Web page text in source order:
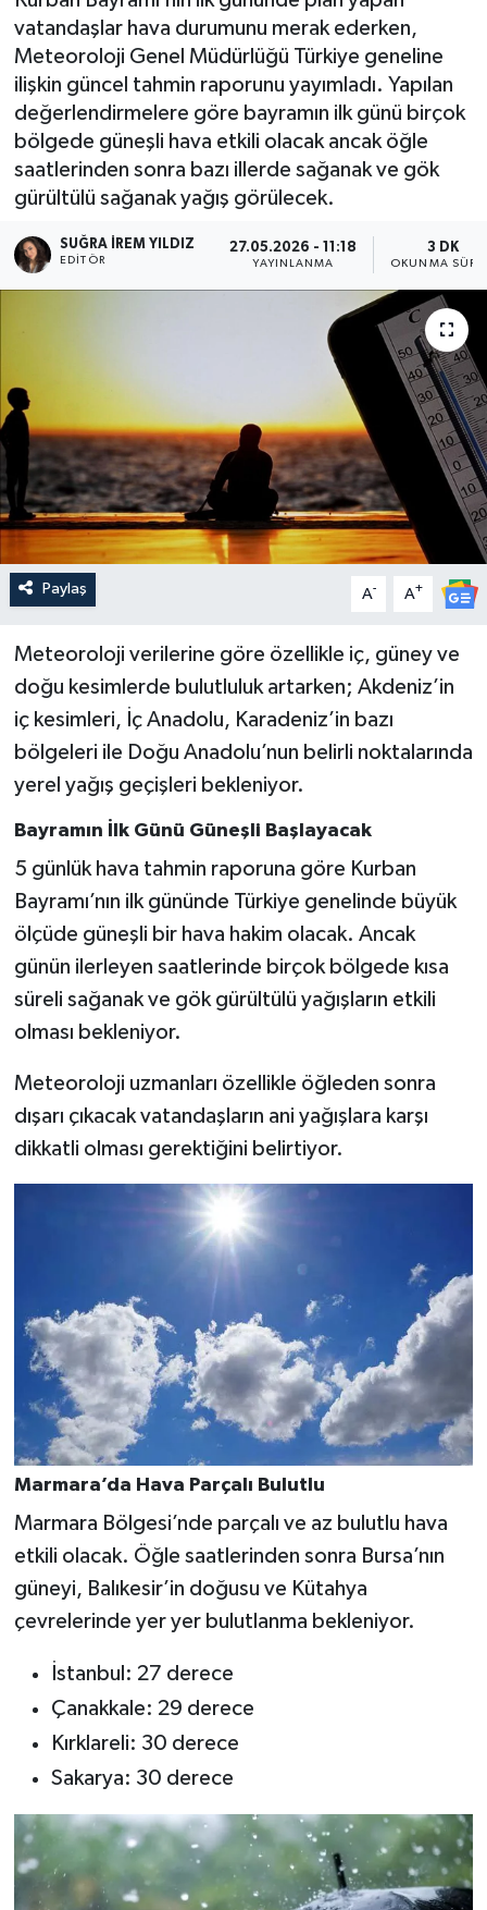
vatandaşlar hava durumunu merak ederken,
Meteoroloji Genel Müdürlüğü Türkiye geneline
ilişkin güncel tahmin raporunu yayımladı. Yapılan
değerlendirmelere göre bayramın ilk günü birçok
bölgede güneşli hava etkili olacak ancak öğle
saatlerinden sonra bazı illerde sağanak ve gök
gürültülü sağanak yağış görülecek.
SUĞRA İREM YILDIZ
EDITÖR
27.05.2026 - 11:18
YAYINLANMA
3 DK
OKUNMA
Paylaş A- A+
Meteoroloji verilerine göre özellikle iç, güney ve
doğu kesimlerde bulutluluk artarken; Akdeniz’in
iç kesimleri, İç Anadolu, Karadeniz’in bazı
bölgeleri ile Doğu Anadolu’nun belirli noktalarında
yerel yağış geçişleri bekleniyor.
Bayramın İlk Günü Güneşli Başlayacak
5 günlük hava tahmin raporuna göre Kurban
Bayramı’nın ilk gününde Türkiye genelinde büyük
ölçüde güneşli bir hava hakim olacak. Ancak
günün ilerleyen saatlerinde birçok bölgede kısa
süreli sağanak ve gök gürültülü yağışların etkili
olması bekleniyor.
Meteoroloji uzmanları özellikle öğleden sonra
dışarı çıkacak vatandaşların ani yağışlara karşı
dikkatli olması gerektiğini belirtiyor.
Marmara’da Hava Parçalı Bulutlu
Marmara Bölgesi’nde parçalı ve az bulutlu hava
etkili olacak. Öğle saatlerinden sonra Bursa’nın
güneyi, Balıkesir’in doğusu ve Kütahya
çevrelerinde yer yer bulutlanma bekleniyor.
İstanbul: 27 derece
Çanakkale: 29 derece
Kırklareli: 30 derece
Sakarya: 30 derece